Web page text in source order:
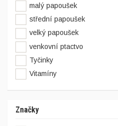
malý papoušek
střední papoušek
velký papoušek
venkovní ptactvo
Tyčinky
Vitamíny
Značky